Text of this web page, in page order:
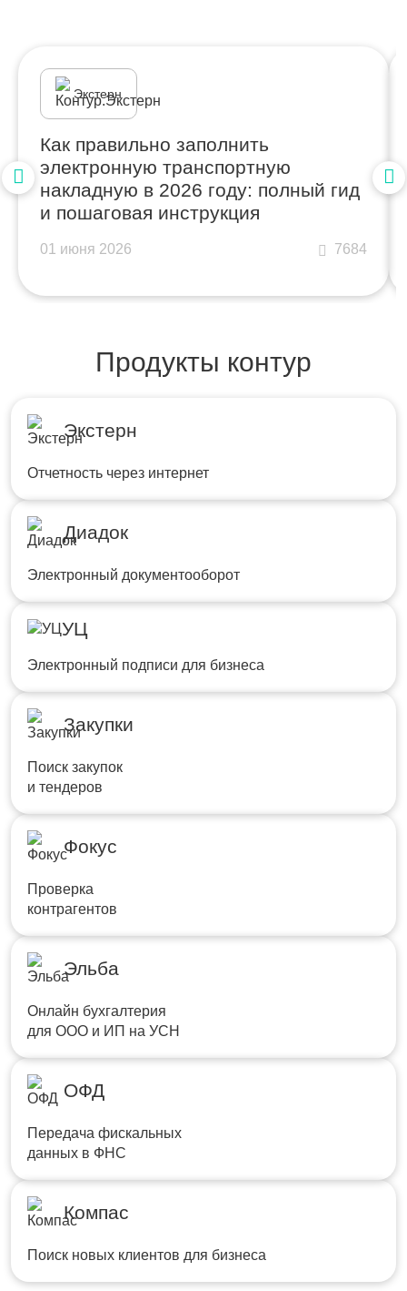
Экстерн
Как правильно заполнить
электронную транспортную
накладную в 2026 году: полный гид
и пошаговая инструкция
01 июня 2026 7684
Продукты контур
Экстерн
Отчетность через интернет
Диадок
Электронный документооборот
УЦ
Электронный подписи для бизнеса
Закупки
Поиск закупок
и тендеров
Фокус
Проверка
контрагентов
Эльба
Онлайн бухгалтерия
для ООО и ИП на УСН
ОФД
Передача фискальных
данных в ФНС
Компас
Поиск новых клиентов для бизнеса